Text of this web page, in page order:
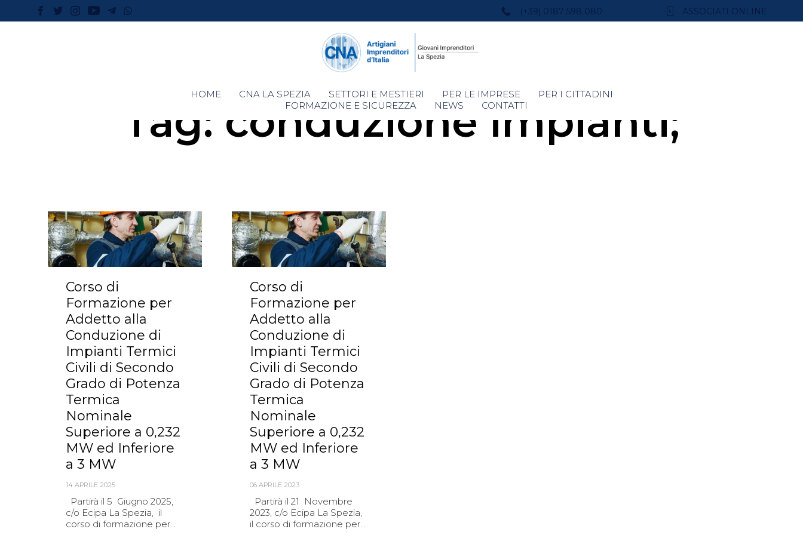
(+39) 0187 598 080 ASSOCIATI ONLINE
Skip
to
HOME CNA LA SPEZIA SETTORI E MESTIERI PER LE IMPRESE
PER I CITTADINI
FORMAZIONE E SICUREZZA
NEWS CONTATTI
Tag: conduzione impianti;
Corso di
Formazione per
Addetto alla
Conduzione di
Impianti Termici
Civili di Secondo
Grado di Potenza
Termica
Nominale
Superiore a 0,232
MW ed Inferiore
a 3 MW
14 APRILE 2025
Partirà il 5 Giugno 2025,
c/o Ecipa La Spezia, il
corso di formazione per...
Corso di
Formazione per
Addetto alla
Conduzione di
Impianti Termici
Civili di Secondo
Grado di Potenza
Termica
Nominale
Superiore a 0,232
MW ed Inferiore
a 3 MW
06 APRILE 2023
Partirà il 21 Novembre
2023, c/o Ecipa La Spezia,
il corso di formazione per...